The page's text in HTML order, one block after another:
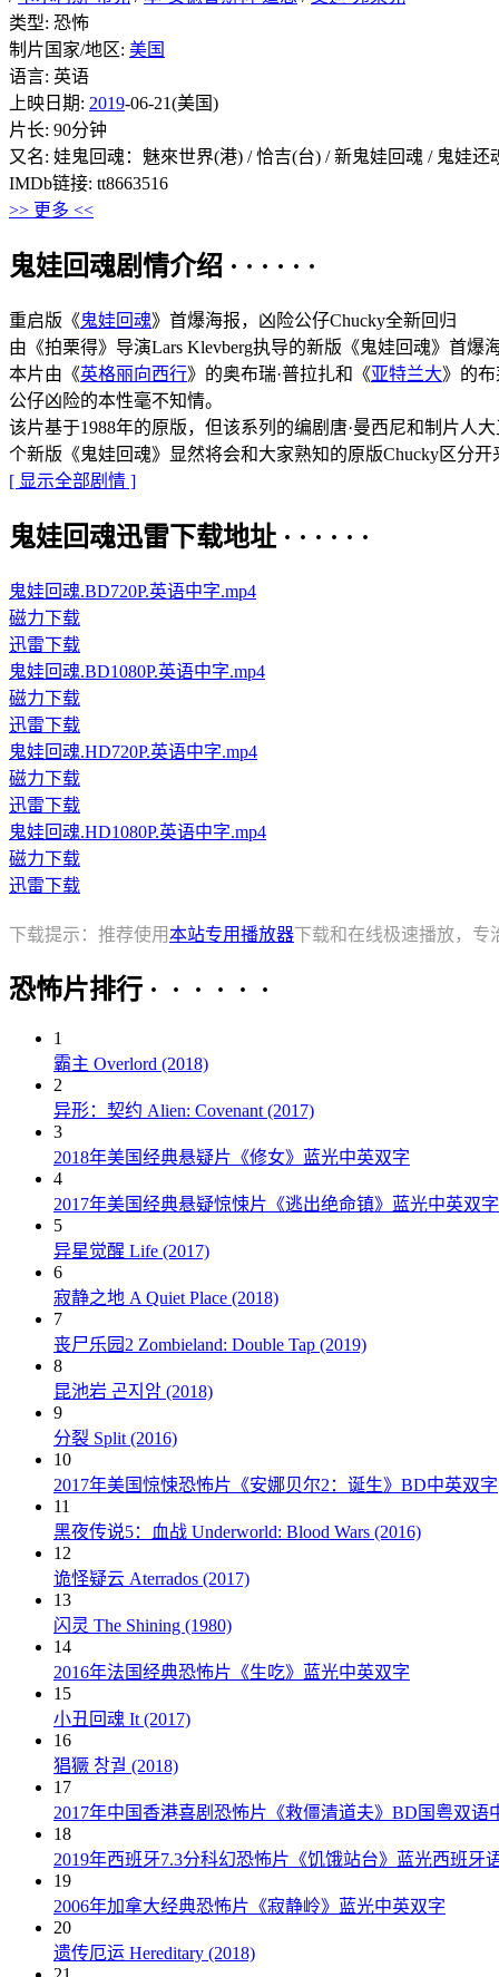
类型: 恐怖
制片国家/地区: 美国
语言: 英语
上映日期: 2019-06-21(美国)
片长: 90分钟
又名: 娃鬼回魂：魅來世界(港) / 恰吉(台) / 新鬼娃回魂 / 鬼娃还
IMDb链接: tt8663516
>> 更多 <<
鬼娃回魂剧情介绍 · · · · · ·
重启版《鬼娃回魂》首爆海报，凶险公仔Chucky全新回归
由《拍栗得》导演Lars Klevberg执导的新版《鬼娃回魂》首爆
本片由《英格丽向西行》的奥布瑞·普拉扎和《亚特兰大》的
公仔凶险的本性毫不知情。
该片基于1988年的原版，但该系列的编剧唐·曼西尼和制片人
个新版《鬼娃回魂》显然将会和大家熟知的原版Chucky区分开
[ 显示全部剧情 ]
鬼娃回魂迅雷下载地址 · · · · · ·
鬼娃回魂.BD720P.英语中字.mp4
磁力下载
迅雷下载
鬼娃回魂.BD1080P.英语中字.mp4
磁力下载
迅雷下载
鬼娃回魂.HD720P.英语中字.mp4
磁力下载
迅雷下载
鬼娃回魂.HD1080P.英语中字.mp4
磁力下载
迅雷下载
下载提示：推荐使用本站专用播放器下载和在线极速播放，专
恐怖片排行 · · · · · ·
1
霸主 Overlord (2018)
2
异形：契约 Alien: Covenant (2017)
3
2018年美国经典悬疑片《修女》蓝光中英双字
4
2017年美国经典悬疑惊悚片《逃出绝命镇》蓝光中英双字
5
异星觉醒 Life (2017)
6
寂静之地 A Quiet Place (2018)
7
丧尸乐园2 Zombieland: Double Tap (2019)
8
昆池岩 곤지암 (2018)
9
分裂 Split (2016)
10
2017年美国惊悚恐怖片《安娜贝尔2：诞生》BD中英双字
11
黑夜传说5：血战 Underworld: Blood Wars (2016)
12
诡怪疑云 Aterrados (2017)
13
闪灵 The Shining (1980)
14
2016年法国经典恐怖片《生吃》蓝光中英双字
15
小丑回魂 It (2017)
16
猖獗 창궐 (2018)
17
2017年中国香港喜剧恐怖片《救僵清道夫》BD国粤双语
18
2019年西班牙7.3分科幻恐怖片《饥饿站台》蓝光西班牙
19
2006年加拿大经典恐怖片《寂静岭》蓝光中英双字
20
遗传厄运 Hereditary (2018)